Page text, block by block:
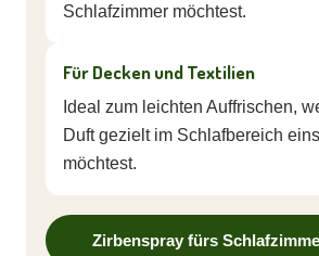
Schlafzimmer möchtest.
Für Decken und Textilien
Ideal zum leichten Auffrischen,
Duft gezielt im Schlafbereich
möchtest.
Zirbenspray fürs